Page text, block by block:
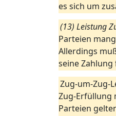
es sich um
(13) Leistung
Parteien
Allerdings
seine Zahlung
Zug-um-Zug-
Zug-Erfüllung
Parteien